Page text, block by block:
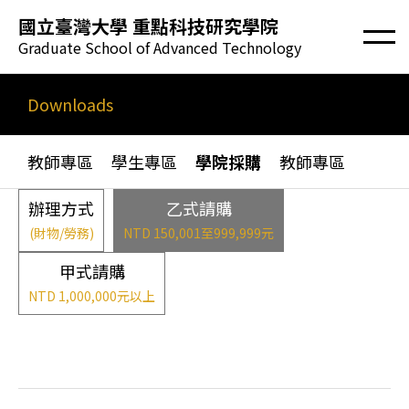
國立臺灣大學 重點科技研究學院
Graduate School of Advanced Technology
Downloads
教師專區 學生專區 學院採購
教師專區
辦理方式
(財物/勞務)
乙式請購
NTD 150,001至999,999元
甲式請購
NTD 1,000,000元以上